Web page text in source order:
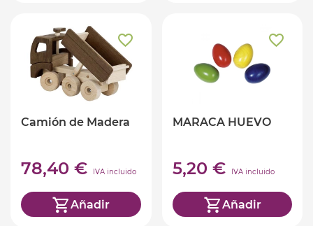
Camión de Madera
78,40 € IVA incluido
Añadir
MARACA HUEVO
5,20 € IVA incluido
Añadir